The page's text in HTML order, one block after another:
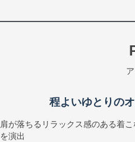
程よいゆとりの
肩が落ちるリラックス感のある着
を演出